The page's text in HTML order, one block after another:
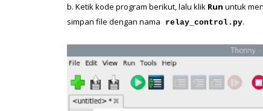
b. Ketik kode program berikut, lalu klik Run untuk
simpan file dengan nama relay_control.py.